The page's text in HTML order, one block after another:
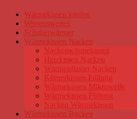
Wärmekissen kaufen
Wissenswertes
Schulterwärmer
Wärmekissen Nacken
Nackenwärmekissen
Heizkissen Nacken
Wärmepflaster Nacken
Körnerkissen Füllung
Wärmekissen Mikrowelle
Wärmekissen Füllung
Nacken Wärmekissen
Wärmekissen Rücken